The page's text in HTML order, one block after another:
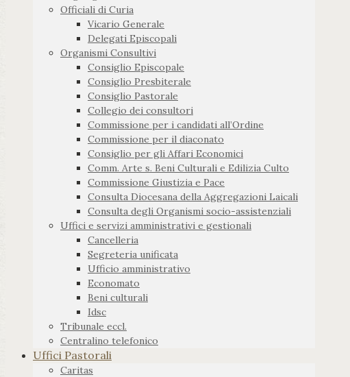
Officiali di Curia
Vicario Generale
Delegati Episcopali
Organismi Consultivi
Consiglio Episcopale
Consiglio Presbiterale
Consiglio Pastorale
Collegio dei consultori
Commissione per i candidati all’Ordine
Commissione per il diaconato
Consiglio per gli Affari Economici
Comm. Arte s. Beni Culturali e Edilizia Culto
Commissione Giustizia e Pace
Consulta Diocesana della Aggregazioni Laicali
Consulta degli Organismi socio-assistenziali
Uffici e servizi amministrativi e gestionali
Cancelleria
Segreteria unificata
Ufficio amministrativo
Economato
Beni culturali
Idsc
Tribunale eccl.
Centralino telefonico
Uffici Pastorali
Caritas